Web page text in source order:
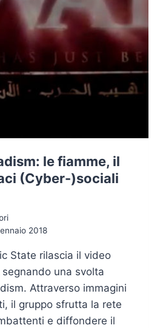
le fiamme, il
(Cyber-)sociali
2018
State rilascia il video
segnando una svolta
Attraverso immagini
il gruppo sfrutta la rete
e diffondere il